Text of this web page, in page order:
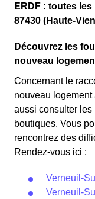
ERDF : toutes
87430 (Haute-
Découvrez les
nouveau
Concernant le
nouveau
aussi consulter les
boutiques. Vous
rencontrez des
Rendez-vous ici :
Verneuil-
Verneuil-